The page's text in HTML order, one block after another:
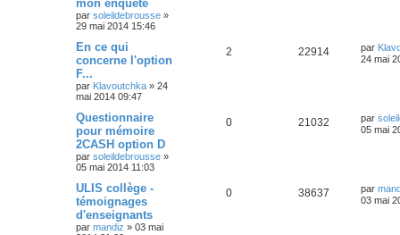
mon enquête
par soleildebrousse »
29 mai 2014 15:46
En ce qui
concerne l'option
F...
par Klavoutchka » 24
mai 2014 09:47
2 22914 par
24 mai
Questionnaire
pour mémoire
2CASH option D
par soleildebrousse »
05 mai 2014 11:03
0 21032 par
05 mai
ULIS collège -
témoignages
d'enseignants
par mandiz » 03 mai
0 38637 par
03 mai